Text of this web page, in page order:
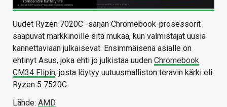
Uudet Ryzen 7020C -sarjan Chromebook-prosessorit
saapuvat markkinoille sitä mukaa, kun valmistajat uusia
kannettaviaan julkaisevat. Ensimmäisenä asialle on
ehtinyt Asus, joka ehti jo julkistaa uuden Chromebook
CM34 Flipin, josta löytyy uutuusmalliston terävin kärki eli
Ryzen 5 7520C.
Lähde: AMD